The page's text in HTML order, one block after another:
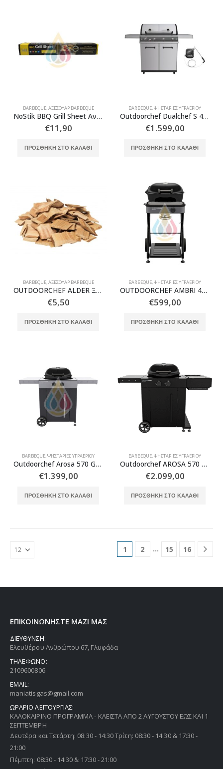
BARBEQUE,ΑΞΕΣΟΥΆΡ BARBEQUE
NoStik BBQ Grill Sheet Αντικολλητική Μεμβράνη Ψησίματος Επαναχρησιμοποιούμενη 40 x 50 cm
€11,90
ΠΡΟΣΘΉΚΗ ΣΤΟ ΚΑΛΆΘΙ
BARBEQUE,ΨΗΣΤΑΡΙΈΣ ΥΓΡΑΕΡΊΟΥ
Outdoorchef Dualchef S 425 G Ψησταριά Υγραερίου & Δώρο Θερμόμετρο Outdoorchef Gourmet Check(ΕΚΘΕΣΙΑΚΟ)
€1.599,00
ΠΡΟΣΘΉΚΗ ΣΤΟ ΚΑΛΆΘΙ
BARBEQUE,ΑΞΕΣΟΥΆΡ BARBEQUE
OUTDOORCHEF ALDER Ξύλα Καπνίσματος – Σκλήθρα
€5,50
ΠΡΟΣΘΉΚΗ ΣΤΟ ΚΑΛΆΘΙ
BARBEQUE,ΨΗΣΤΑΡΙΈΣ ΥΓΡΑΕΡΊΟΥ
OUTDOORCHEF AMBRI 480 G EVO BBQ Ψησταριά Υγραερίου
€599,00
ΠΡΟΣΘΉΚΗ ΣΤΟ ΚΑΛΆΘΙ
BARBEQUE,ΨΗΣΤΑΡΙΈΣ ΥΓΡΑΕΡΊΟΥ
Outdoorchef Arosa 570 G Evo BLACK +Μαντεμένια σχάρα ψησταριά υγραερίου
€1.399,00
ΠΡΟΣΘΉΚΗ ΣΤΟ ΚΑΛΆΘΙ
BARBEQUE,ΨΗΣΤΑΡΙΈΣ ΥΓΡΑΕΡΊΟΥ
Outdoorchef AROSA 570 G EVO PLUS BLACK
€2.099,00
ΠΡΟΣΘΉΚΗ ΣΤΟ ΚΑΛΆΘΙ
1 2 … 15 16
ΕΠΙΚΟΙΝΩΝΗΣΤΕ ΜΑΖΙ ΜΑΣ
ΔΙΕΥΘΥΝΣΗ:
Ελευθέρου Ανθρώπου 67, Γλυφάδα
ΤΗΛΕΦΩΝΟ:
2109600806
EMAIL:
maniatisgas@gmail.com
ΩΡΑΡΙΟ ΛΕΙΤΟΥΡΓΙΑΣ:
ΚΑΛΟΚΑΙΡΙΝΟ ΠΡΟΓΡΑΜΜΑ - ΚΛΕΙΣΤΑ ΑΠΟ 2 ΑΥΓΟΥΣΤΟΥ ΕΩΣ ΚΑΙ 1
ΣΕΠΤΕΜΒΡΗ
Δευτέρα και Τετάρτη: 08:30 - 14:30 Τρίτη: 08:30 - 14:30 & 17:30 -
21:00
Πέμπτη: 08:30 - 14:30 & 17:30 - 21:00